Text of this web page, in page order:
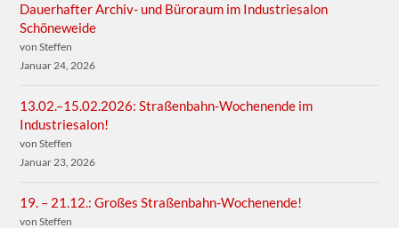
Dauerhafter Archiv- und Büroraum im Industriesalon
Schöneweide
von Steffen
Januar 24, 2026
13.02.–15.02.2026: Straßenbahn-Wochenende im
Industriesalon!
von Steffen
Januar 23, 2026
19. – 21.12.: Großes Straßenbahn-Wochenende!
von Steffen